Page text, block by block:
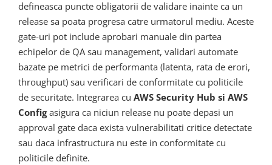
defineasca puncte obligatorii de validare inainte ca un
release sa poata progresa catre urmatorul mediu. Aceste
gate-uri pot include aprobari manuale din partea
echipelor de QA sau management, validari automate
bazate pe metrici de performanta (latenta, rata de erori,
throughput) sau verificari de conformitate cu politicile
de securitate. Integrarea cu AWS Security Hub si AWS
Configasigura ca niciun release nu poate depasi un
approval gate daca exista vulnerabilitati critice detectate
sau daca infrastructura nu este in conformitate cu
politicile definite.